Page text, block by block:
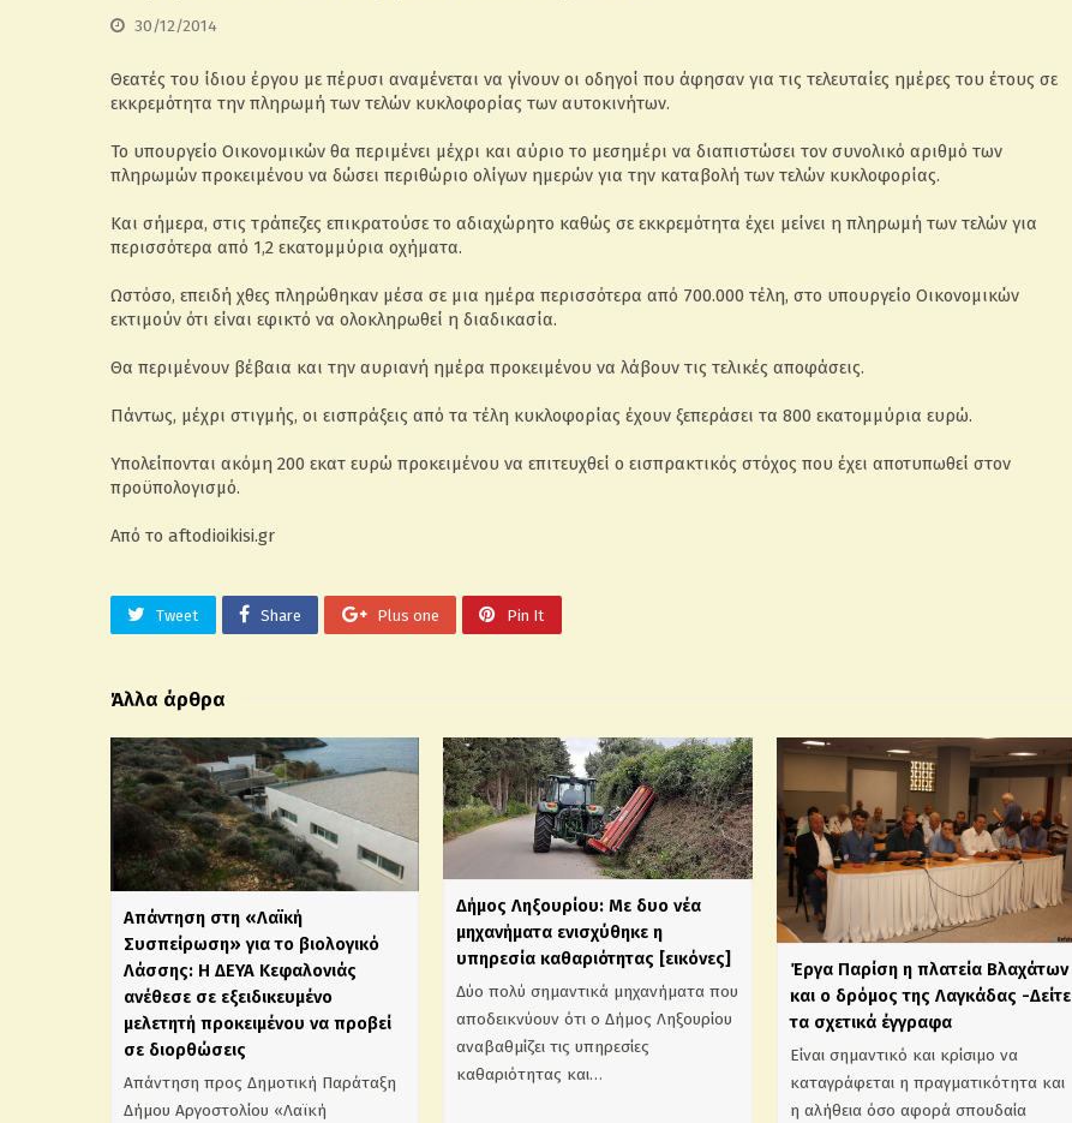
30/12/2014
Θεατές του ίδιου έργου με πέρυσι αναμένεται να γίνουν οι οδηγοί που άφησαν για τις τελευταίες ημέρες του έτους σε
εκκρεμότητα την πληρωμή των τελών κυκλοφορίας των αυτοκινήτων.
Το υπουργείο Οικονομικών θα περιμένει μέχρι και αύριο το μεσημέρι να διαπιστώσει τον συνολικό αριθμό των
πληρωμών προκειμένου να δώσει περιθώριο ολίγων ημερών για την καταβολή των τελών κυκλοφορίας.
Και σήμερα, στις τράπεζες επικρατούσε το αδιαχώρητο καθώς σε εκκρεμότητα έχει μείνει η πληρωμή των τελών για
περισσότερα από 1,2 εκατομμύρια οχήματα.
Ωστόσο, επειδή χθες πληρώθηκαν μέσα σε μια ημέρα περισσότερα από 700.000 τέλη, στο υπουργείο Οικονομικών
εκτιμούν ότι είναι εφικτό να ολοκληρωθεί η διαδικασία.
Θα περιμένουν βέβαια και την αυριανή ημέρα προκειμένου να λάβουν τις τελικές αποφάσεις.
Πάντως, μέχρι στιγμής, οι εισπράξεις από τα τέλη κυκλοφορίας έχουν ξεπεράσει τα 800 εκατομμύρια ευρώ.
Υπολείπονται ακόμη 200 εκατ ευρώ προκειμένου να επιτευχθεί ο εισπρακτικός στόχος που έχει αποτυπωθεί στον
προϋπολογισμό.
Από το aftodioikisi.gr
Tweet Share Plus one Pin It
Άλλα άρθρα
Απάντηση στη «Λαϊκή
Συσπείρωση» για το βιολογικό
Λάσσης: Η ΔΕΥΑ Κεφαλονιάς
ανέθεσε σε εξειδικευμένο
μελετητή προκειμένου να προβεί
σε διορθώσεις
Απάντηση προς Δημοτική Παράταξη
Δήμου Αργοστολίου «Λαϊκή
Δήμος Ληξουρίου: Με δυο νέα
μηχανήματα ενισχύθηκε η
υπηρεσία καθαριότητας [εικόνες]
Δύο πολύ σημαντικά μηχανήματα που
αποδεικνύουν ότι ο Δήμος Ληξουρίου
αναβαθμίζει τις υπηρεσίες
καθαριότητας και…
Έργα Παρίση η πλατεία Βλαχάτων
και ο δρόμος της Λαγκάδας -Δείτε
τα σχετικά έγγραφα
Είναι σημαντικό και κρίσιμο να
καταγράφεται η πραγματικότητα και
η αλήθεια όσο αφορά σπουδαία